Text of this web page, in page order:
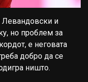
Левандовски и
но проблем за
е неговата
добро да се
ништо.